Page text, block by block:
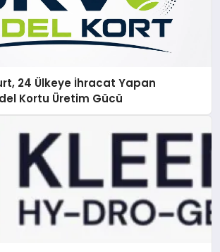
24 Ülkeye İhracat Yapan
Kortu Üretim Gücü